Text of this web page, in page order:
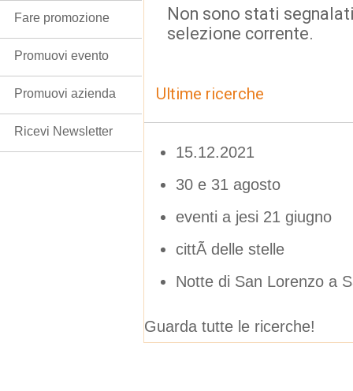
Non sono stati
selezione corrente.
Ultime ricerche
15.12.2021
30 e 31 agosto
eventi a jesi 21 giugno
cittÃ delle stelle
Notte di San Lorenzo a
Guarda tutte le ricerche!
Fare promozione
Promuovi evento
Promuovi azienda
Ricevi Newsletter